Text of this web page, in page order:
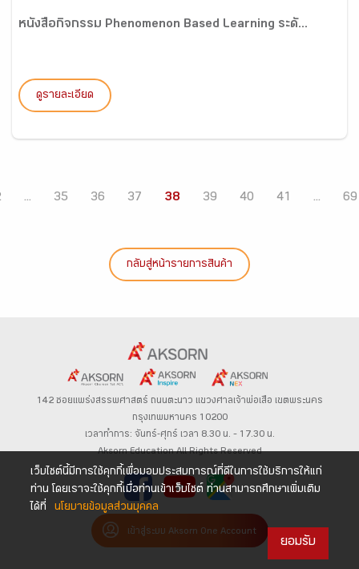
หนังสือกิจกรรม Phenomenon Based Learning ระดั...
ดูรายละเอียด
... 35 36 37 38 39 40 41 ... 69
กลับสู่หน้ารายการสินค้า
142 ซอยแพร่งสรรพศาสตร์ ถนนตะนาว แขวงศาลเจ้าพ่อเสือ เขตพระนคร
กรุงเทพมหานคร 10200
เวลาทำการ: จันทร์-ศุกร์ เวลา 8.30 น. – 17.30 น.
Aksorn Education All Rights Reserved
เข้าสู่ระบบ Aksorn One Account
เว็บไซต์นี้มีการใช้คุกกี้เพื่อมอบประสบการณ์ที่ดีในการใช้บริการให้แก่
ท่าน โดยเราจะใช้คุกกี้เมื่อท่านเข้าเว็บไซต์ ท่านสามารถศึกษาเพิ่มเติม
ได้ที่
นโยบายข้อมูลส่วนบุคคล
ยอมรับ